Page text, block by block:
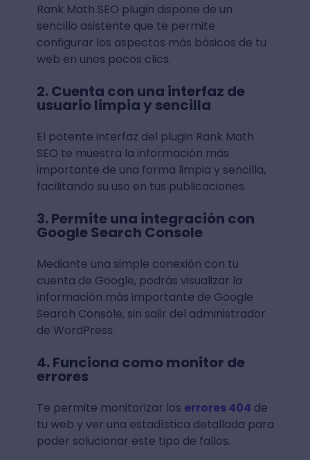
Rank Math SEO plugin dispone de un
sencillo asistente que te permite
configurar los aspectos más básicos de tu
web en unos pocos clics.
2. Cuenta con una interfaz de
usuario limpia y sencilla
El potente interfaz del plugin Rank Math
SEO te muestra la información más
importante de una forma limpia y sencilla,
facilitando su uso en tus publicaciones.
3. Permite una integración con
Google Search Console
Mediante una simple conexión con tu
cuenta de Google, podrás visualizar la
información más importante de Google
Search Console, sin salir del administrador
de WordPress.
4. Funciona como monitor de
errores
Te permite monitorizar los errores 404 de
tu web y ver una estadística detallada para
poder solucionar este tipo de fallos.